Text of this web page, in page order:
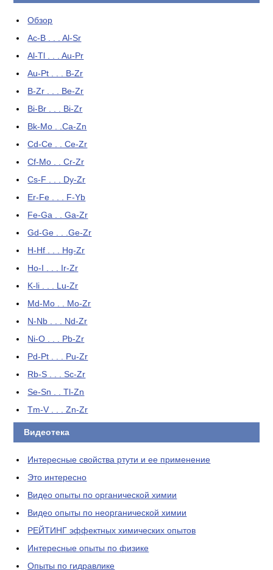
Обзор
Ac-B . . . Al-Sr
Al-Tl . . . Au-Pr
Au-Pt . . . B-Zr
B-Zr . . . Be-Zr
Bi-Br . . . Bi-Zr
Bk-Mo . .Ca-Zn
Cd-Ce . . Ce-Zr
Cf-Mo . . Cr-Zr
Cs-F . . . Dy-Zr
Er-Fe . . . F-Yb
Fe-Ga . . Ga-Zr
Gd-Ge . . .Ge-Zr
H-Hf . . . Hg-Zr
Ho-I . . . Ir-Zr
K-li . . . Lu-Zr
Md-Mo . . Mo-Zr
N-Nb . . . Nd-Zr
Ni-O . . . Pb-Zr
Pd-Pt . . . Pu-Zr
Rb-S . . . Sc-Zr
Se-Sn . . Tl-Zn
Tm-V . . . Zn-Zr
Видеотека
Интересные свойства ртути и ее применение
Это интересно
Видео опыты по органической химии
Видео опыты по неорганической химии
РЕЙТИНГ эффектных химических опытов
Интересные опыты по физике
Опыты по гидравлике